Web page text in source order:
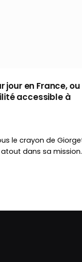
jour en France, ou
accessible à
le crayon de
atout dans sa